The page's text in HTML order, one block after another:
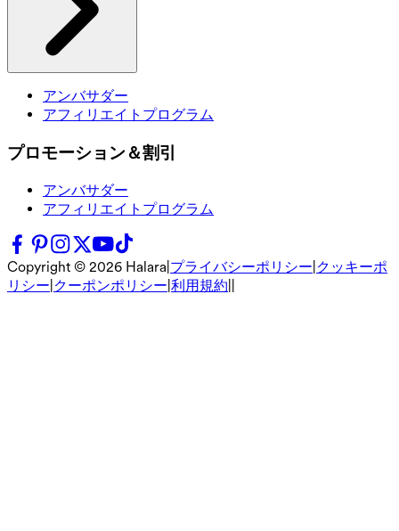
アンバサダー
アフィリエイトプログラム
プロモーション＆割引
アンバサダー
アフィリエイトプログラム
Copyright © 2026 Halara プライバシーポリシー クッキーポ
リシー クーポンポリシー 利用規約